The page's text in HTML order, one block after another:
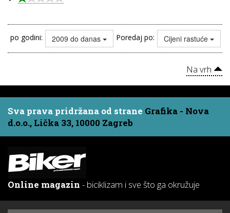
po godini: 2009 do danas Poredaj po: Cijeni rastuće
Na vrh
Sva prava pridržana od strane Grafika - Nova
d.o.o., Lička 33, 10000 Zagreb
Online magazin - biciklizam i sve što ga okružuje